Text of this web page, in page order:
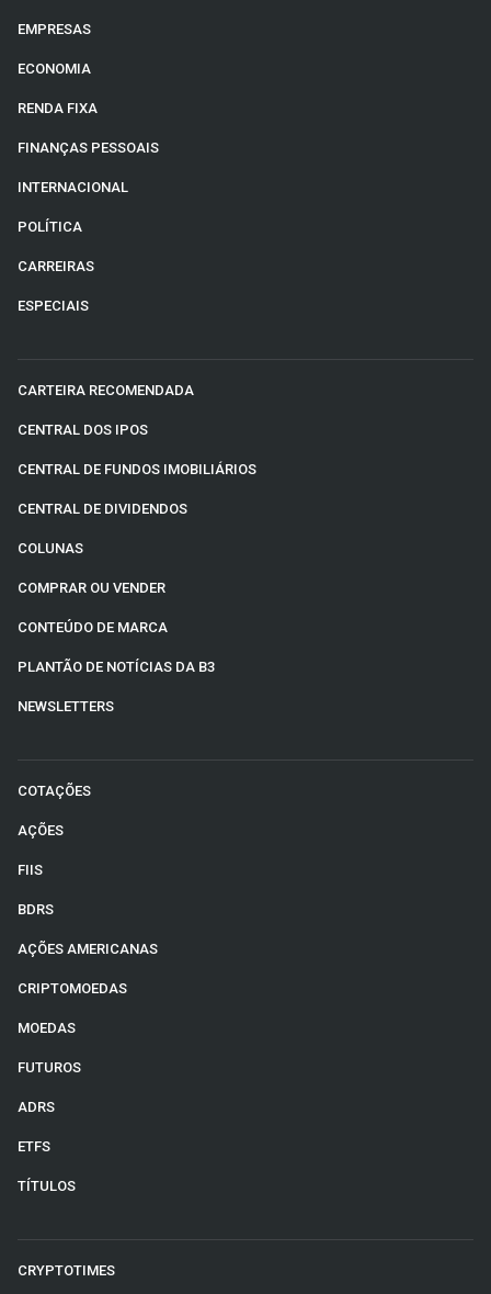
EMPRESAS
ECONOMIA
RENDA FIXA
FINANÇAS PESSOAIS
INTERNACIONAL
POLÍTICA
CARREIRAS
ESPECIAIS
CARTEIRA RECOMENDADA
CENTRAL DOS IPOS
CENTRAL DE FUNDOS IMOBILIÁRIOS
CENTRAL DE DIVIDENDOS
COLUNAS
COMPRAR OU VENDER
CONTEÚDO DE MARCA
PLANTÃO DE NOTÍCIAS DA B3
NEWSLETTERS
COTAÇÕES
AÇÕES
FIIS
BDRS
AÇÕES AMERICANAS
CRIPTOMOEDAS
MOEDAS
FUTUROS
ADRS
ETFS
TÍTULOS
CRYPTOTIMES